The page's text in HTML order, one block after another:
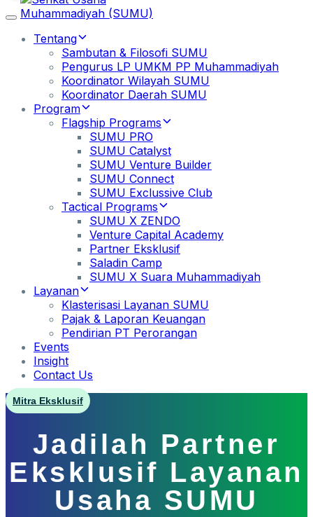
Toggle
navigationTentang
Sambutan & Filosofi SUMU
Pengurus LP UMKM PP Muhammadiyah
Koordinator Wilayah SUMU
Koordinator Daerah SUMU
Program
Flagship Programs
SUMU PRO
SUMU Catalyst
SUMU Venture Builder
SUMU Connect
SUMU Exclussive Club
Tactical Programs
SUMU X ZENDO
Venture Capital Academy
Partner Eksklusif
Saladin Camp
SUMU X Suara Muhammadiyah
Layanan
Klasterisasi Layanan SUMU
Pajak & Laporan Keuangan
Pendirian PT Perorangan
Events
Insight
Contact Us
Mitra Eksklusif
Jadilah Partner
Eksklusif Layanan
Usaha SUMU